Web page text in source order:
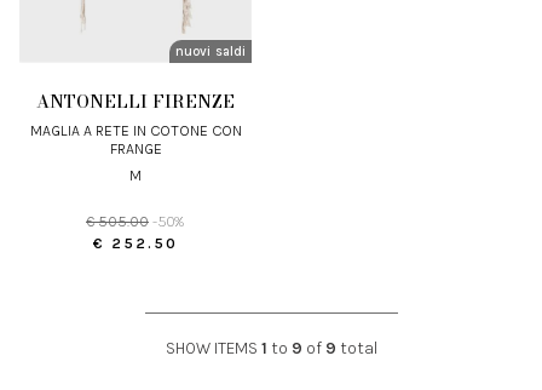
nuovi arrivi
saldi
ANTONELLI FIRENZE
MAGLIA A RETE IN COTONE CON
FRANGE
M
€ 505.00 -50%
€ 252.50
SHOW ITEMS 1 to 9 of 9 total